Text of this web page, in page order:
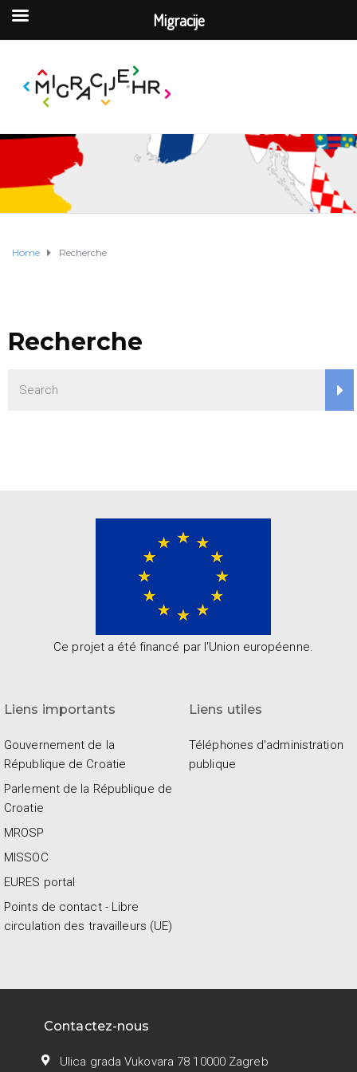
Home Recherche
Recherche
Ce projet a été financé par l'Union européenne.
Liens importants
Gouvernement de la
République de Croatie
Parlement de la République de
Croatie
MROSP
MISSOC
EURES portal
Points de contact - Libre
circulation des travailleurs (UE)
Liens utiles
Téléphones d'administration
publique
Contactez-nous
Ulica grada Vukovara 78 10000 Zagreb
Migracije